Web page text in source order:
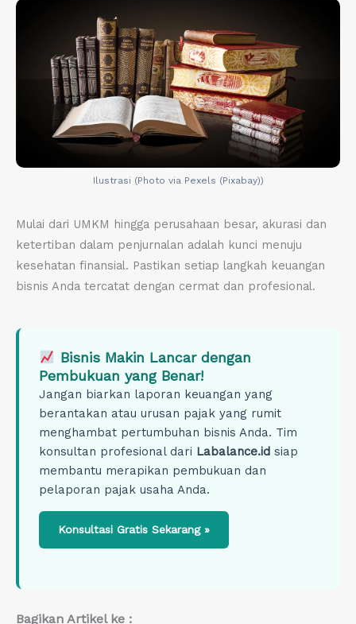
Ilustrasi (Photo via Pexels (Pixabay))
Mulai dari UMKM hingga perusahaan besar, akurasi dan
ketertiban dalam penjurnalan adalah kunci menuju
kesehatan finansial. Pastikan setiap langkah keuangan
bisnis Anda tercatat dengan cermat dan profesional.
Bisnis Makin Lancar dengan
Pembukuan yang Benar!
Jangan biarkan laporan keuangan yang
berantakan atau urusan pajak yang rumit
menghambat pertumbuhan bisnis Anda. Tim
konsultan profesional dari Labalance.id siap
membantu merapikan pembukuan dan
pelaporan pajak usaha Anda.
Konsultasi Gratis Sekarang »
Bagikan Artikel ke :